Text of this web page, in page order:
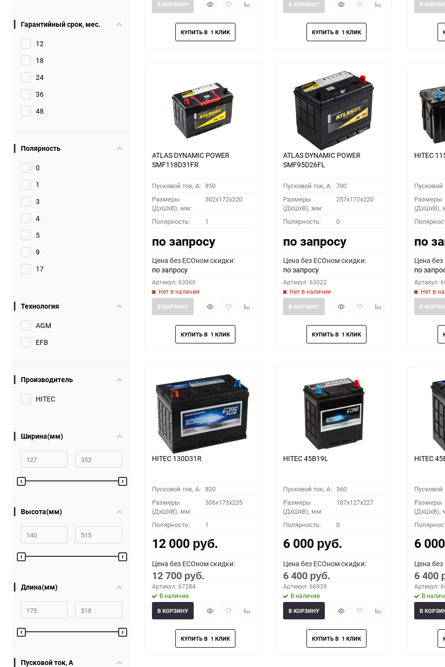
Гарантийный срок, мес.
12
18
24
36
48
Полярность
0
1
3
4
5
9
17
Технология
AGM
EFB
Производитель
HITEC
Ширина(мм)
Высота(мм)
Длина(мм)
Пусковой ток, A
БыстрыйДобавить
избранное
Добавить
В КОРЗИНУ
БыстрыйДобавить
избранное
Добавить
В КОРЗИНУ В
ATLAS DYNAMIC POWER
SMF118D31FR
Пусковой ток, A: 850
Размеры
(ДхШхВ), мм:
302x172x220
Полярность: 1
по запросу
Цена без ECOном скидки:
по запросу
Артикул: 63060
Нет в наличии
БыстрыйДобавить
избранное
Добавить
В КОРЗИНУ
ATLAS DYNAMIC POWER
SMF95D26FL
Пусковой ток, A: 700
Размеры
(ДхШхВ), мм:
257x172x220
Полярность: 0
по запросу
Цена без ECOном скидки:
по запросу
Артикул: 63022
Нет в наличии
БыстрыйДобавить
избранное
Добавить
В КОРЗИНУ
HITEC
Пусковой
Размеры
(ДхШхВ),
по
Цена
по
Артикул:
Нет в
В
HITEC 130D31R
Пусковой ток, A: 820
Размеры
(ДхШхВ), мм:
306x173x225
Полярность: 1
12 000 руб.
Цена без ECOном скидки:
12 700 руб.
Артикул: 67284
В наличии
БыстрыйДобавить
избранное
Добавить
В КОРЗИНУ
HITEC 45B19L
Пусковой ток, A: 360
Размеры
(ДхШхВ), мм:
187x127x227
Полярность: 0
6 000 руб.
Цена без ECOном скидки:
6 400 руб.
Артикул: 66939
В наличии
БыстрыйДобавить
избранное
Добавить
В КОРЗИНУ
HITEC
Пусковой
Размеры
(ДхШхВ),
6
Цена
6 400
Артикул:
В
В